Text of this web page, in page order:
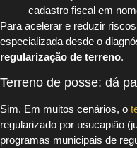
cadastro fiscal em
Para acelerar e reduzir
especializada desde o
regularização de terreno.
Terreno de posse: dá
Sim. Em muitos cenários, o
regularizado por usucapião
programas municipais de